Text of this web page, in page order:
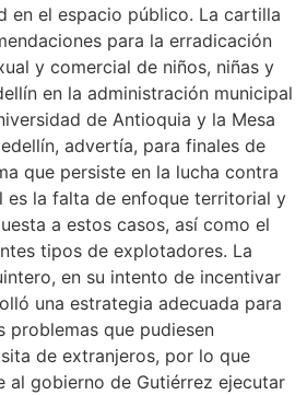
en el espacio público. La cartilla
para la erradicación
y comercial de niños, niñas y
en la administración municipal
de Antioquia y la Mesa
advertía, para finales de
que persiste en la lucha contra
es la falta de enfoque territorial y
a estos casos, así como el
tipos de explotadores. La
en su intento de incentivar
una estrategia adecuada para
problemas que pudiesen
de extranjeros, por lo que
al gobierno de Gutiérrez ejecutar